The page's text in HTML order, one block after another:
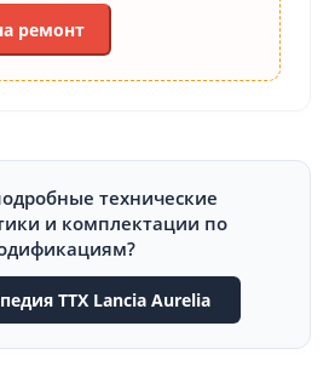
ремонт
технические
и комплектации по
ТТХ Lancia Aurelia